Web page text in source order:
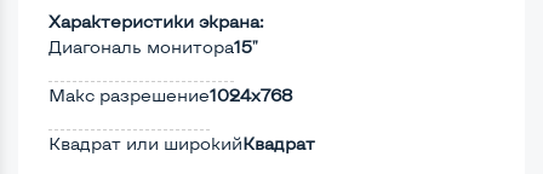
Характеристики экрана:
Диагональ монитора15"
Макс разрешение1024x768
Квадрат или широкийКвадрат